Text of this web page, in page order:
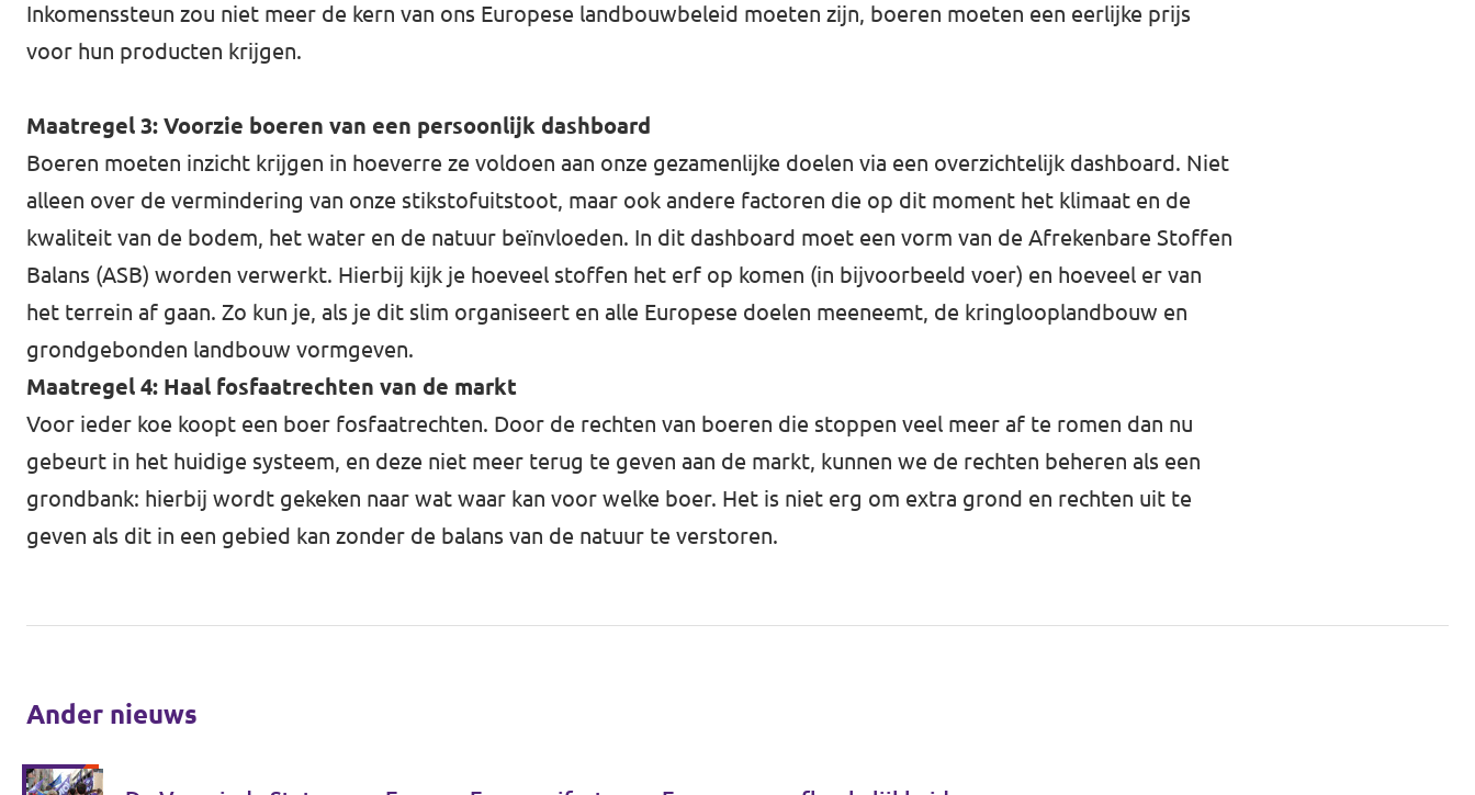
Inkomenssteun zou niet meer de kern van ons Europese landbouwbeleid moeten zijn, boeren moeten een eerlijke prijs
voor hun producten krijgen.
Maatregel 3: Voorzie boeren van een persoonlijk dashboard
Boeren moeten inzicht krijgen in hoeverre ze voldoen aan onze gezamenlijke doelen via een overzichtelijk dashboard. Niet
alleen over de vermindering van onze stikstofuitstoot, maar ook andere factoren die op dit moment het klimaat en de
kwaliteit van de bodem, het water en de natuur beïnvloeden. In dit dashboard moet een vorm van de Afrekenbare Stoffen
Balans (ASB) worden verwerkt. Hierbij kijk je hoeveel stoffen het erf op komen (in bijvoorbeeld voer) en hoeveel er van
het terrein af gaan. Zo kun je, als je dit slim organiseert en alle Europese doelen meeneemt, de kringlooplandbouw en
grondgebonden landbouw vormgeven.
Maatregel 4: Haal fosfaatrechten van de markt
Voor ieder koe koopt een boer fosfaatrechten. Door de rechten van boeren die stoppen veel meer af te romen dan nu
gebeurt in het huidige systeem, en deze niet meer terug te geven aan de markt, kunnen we de rechten beheren als een
grondbank: hierbij wordt gekeken naar wat waar kan voor welke boer. Het is niet erg om extra grond en rechten uit te
geven als dit in een gebied kan zonder de balans van de natuur te verstoren.
Ander nieuws